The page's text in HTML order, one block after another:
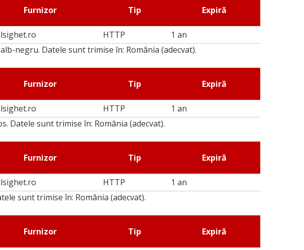
Furnizor Tip Expiră
HTTP
1 an
negru. Datele sunt trimise în: România (adecvat).
Furnizor Tip Expiră
HTTP
1 an
Datele sunt trimise în: România (adecvat).
Furnizor Tip Expiră
HTTP
1 an
sunt trimise în: România (adecvat).
Furnizor Tip Expiră